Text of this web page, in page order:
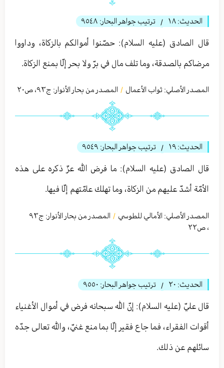
الحديث: ١٨ / ترتيب جواهر البحار: ٩٥٤٨
قال الصادق (عليه السلام): حصّنوا أموالكم بالزكاة، وداووا
مرضاكم بالصدقة، وما تلف مال في برّ ولا بحر إلّا بمنع الزكاة.
المصدر الأصلي: ثواب الأعمال / المصدر من بحار الأنوار: ج٩٣، ص٢٠
الحديث: ١٩ / ترتيب جواهر البحار: ٩٥٤٩
قال الصادق (عليه السلام): ما فرض الله عزّ ذكره على هذه
الأمّة أشدّ عليهم من الزكاة، وما تهلك‏ عامّتهم‏ إلّا فيها.
المصدر الأصلي: الأمالي للطوسي / المصدر من بحار الأنوار: ج٩٣
، ص٢٢
الحديث: ٢٠ / ترتيب جواهر البحار: ٩٥٥٠
قال عليّ (عليه السلام): إنّ الله سبحانه فرض في أموال الأغنياء
أقوات الفقراء، فما جاع فقير إلّا بما منع غنيّ، والله تعالى جدّه
سائلهم عن ذلك.